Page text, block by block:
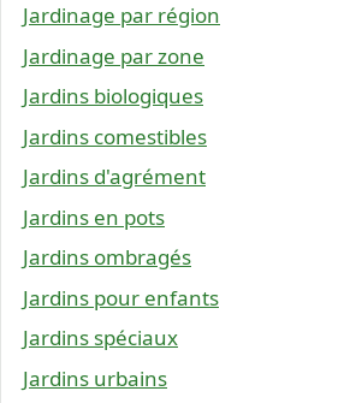
Jardinage par région
Jardinage par zone
Jardins biologiques
Jardins comestibles
Jardins d'agrément
Jardins en pots
Jardins ombragés
Jardins pour enfants
Jardins spéciaux
Jardins urbains